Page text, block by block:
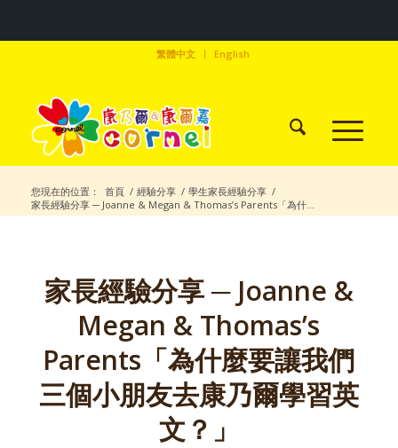
繁體中文 English
您現在的位置： 首頁 / 經驗分享 / 學生家長經驗分享 /
家長經驗分享 ─ Joanne & Megan & Thomas’s Parents「為什...
家長經驗分享 ─ Joanne &
Megan & Thomas’s
Parents「為什麼要讓我們
三個小朋友去康乃爾學習英
文？」